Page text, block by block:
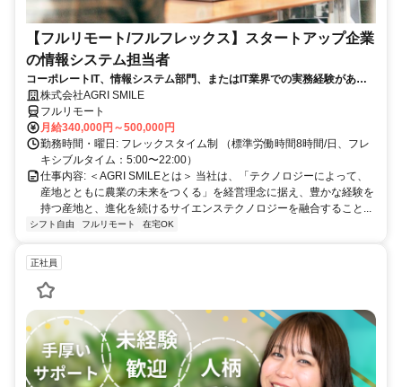
【フルリモート/フルフレックス】スタートアップ企業
の情報システム担当者
コーポレートIT、情報システム部門、またはIT業界での実務経験がある
方、大歓迎！
株式会社AGRI SMILE
フルリモート
月給340,000円～500,000円
勤務時間・曜日: フレックスタイム制 （標準労働時間8時間/日、フレ
キシブルタイム：5:00〜22:00）
仕事内容: ＜AGRI SMILEとは＞ 当社は、「テクノロジーによって、
産地とともに農業の未来をつくる」を経営理念に据え、豊かな経験を
持つ産地と、進化を続けるサイエンステクノロジーを融合すること...
シフト自由 フルリモート 在宅OK
正社員